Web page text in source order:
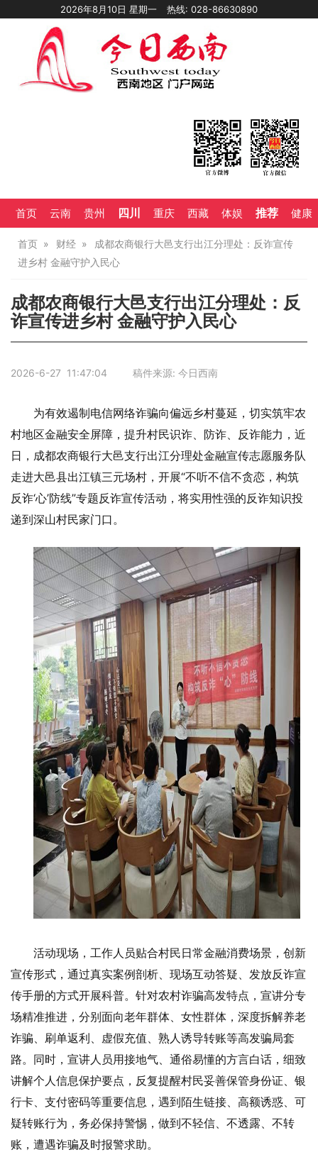
2026年8月10日 星期一 热线: 028-86630890
首页 云南 贵州 四川 重庆 西藏 体娱 推荐 健康
首页 财经
成都农商银行大邑支行出江分理处：反诈宣传
进乡村 金融守护入民心
成都农商银行大邑支行出江分理处：反
诈宣传进乡村 金融守护入民心
2026-6-27 11:47:04 稿件来源: 今日西南
为有效遏制电信网络诈骗向偏远乡村蔓延，切实筑牢农
村地区金融安全屏障，提升村民识诈、防诈、反诈能力，近
日，成都农商银行大邑支行出江分理处金融宣传志愿服务队
走进大邑县出江镇三元场村，开展“不听不信不贪恋，构筑
反诈‘心’防线”专题反诈宣传活动，将实用性强的反诈知识投
递到深山村民家门口。
活动现场，工作人员贴合村民日常金融消费场景，创新
宣传形式，通过真实案例剖析、现场互动答疑、发放反诈宣
传手册的方式开展科普。针对农村诈骗高发特点，宣讲分专
场精准推进，分别面向老年群体、女性群体，深度拆解养老
诈骗、刷单返利、虚假充值、熟人诱导转账等高发骗局套
路。同时，宣讲人员用接地气、通俗易懂的方言白话，细致
讲解个人信息保护要点，反复提醒村民妥善保管身份证、银
行卡、支付密码等重要信息，遇到陌生链接、高额诱惑、可
疑转账行为，务必保持警惕，做到不轻信、不透露、不转
账，遭遇诈骗及时报警求助。